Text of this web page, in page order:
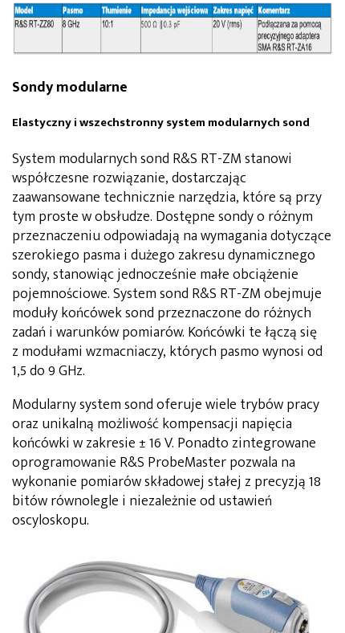
Sondy modularne
Elastyczny i wszechstronny system modularnych sond
System modularnych sond R&S RT-ZM stanowi
współczesne rozwiązanie, dostarczając
zaawansowane technicznie narzędzia, które są przy
tym proste w obsłudze. Dostępne sondy o różnym
przeznaczeniu odpowiadają na wymagania dotyczące
szerokiego pasma i dużego zakresu dynamicznego
sondy, stanowiąc jednocześnie małe obciążenie
pojemnościowe. System sond R&S RT-ZM obejmuje
moduły końcówek sond przeznaczone do różnych
zadań i warunków pomiarów. Końcówki te łączą się
z modułami wzmacniaczy, których pasmo wynosi od
1,5 do 9 GHz.
Modularny system sond oferuje wiele trybów pracy
oraz unikalną możliwość kompensacji napięcia
końcówki w zakresie ± 16 V. Ponadto zintegrowane
oprogramowanie R&S ProbeMaster pozwala na
wykonanie pomiarów składowej stałej z precyzją 18
bitów równolegle i niezależnie od ustawień
oscyloskopu.